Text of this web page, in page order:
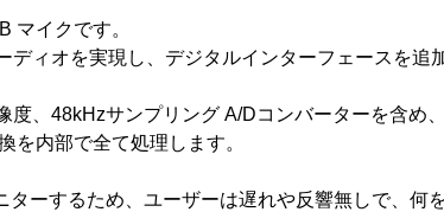
マイクです。
ィオを実現し、デジタルインターフェースを追
、48kHzサンプリング A/Dコンバーターを含め
を内部で全て処理します。
ーするため、ユーザーは遅れや反響無しで、何